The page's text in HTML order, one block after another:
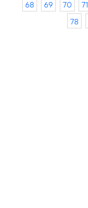
68 69 70 71
78